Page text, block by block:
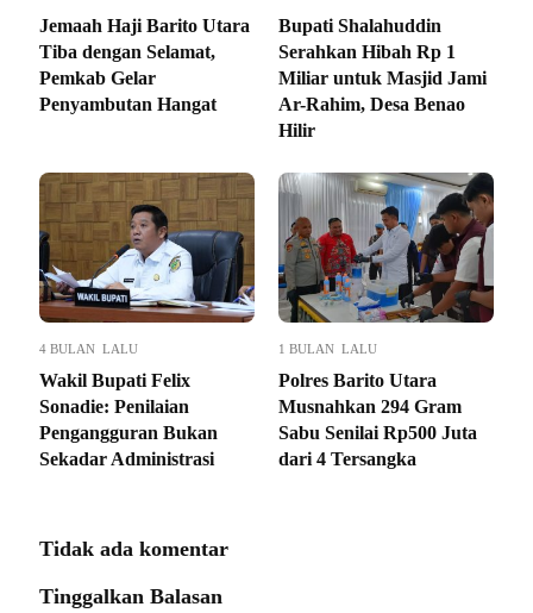
Jemaah Haji Barito Utara
Tiba dengan Selamat,
Pemkab Gelar
Penyambutan Hangat
Bupati Shalahuddin
Serahkan Hibah Rp 1
Miliar untuk Masjid Jami
Ar-Rahim, Desa Benao
Hilir
4 BULAN LALU
Wakil Bupati Felix
Sonadie: Penilaian
Pengangguran Bukan
Sekadar Administrasi
1 BULAN LALU
Polres Barito Utara
Musnahkan 294 Gram
Sabu Senilai Rp500 Juta
dari 4 Tersangka
Tidak ada komentar
Tinggalkan Balasan